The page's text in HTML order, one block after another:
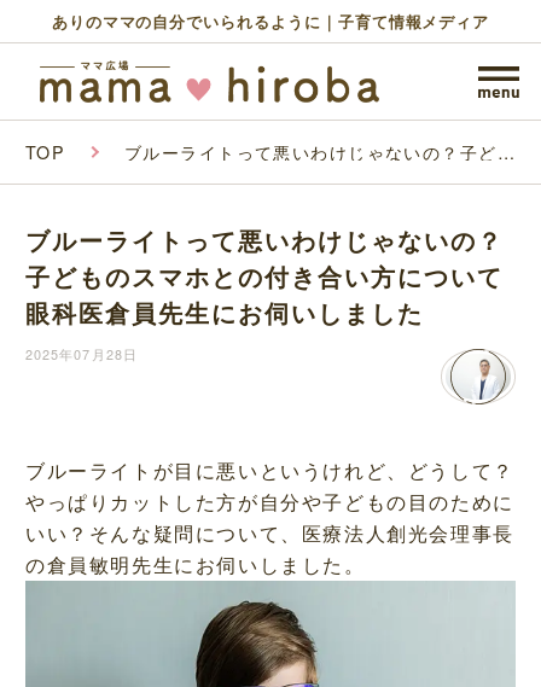
ありのママの自分でいられるように｜子育て情報メディア
TOP ブルーライトって悪いわけじゃないの？子ども
生にお伺いしました
ブルーライトって悪いわけじゃないの？
子どものスマホとの付き合い方について
眼科医倉員先生にお伺いしました
2025年07月28日
ブルーライトが目に悪いというけれど、どうして？
やっぱりカットした方が自分や子どもの目のために
いい？そんな疑問について、医療法人創光会理事長
の倉員敏明先生にお伺いしました。